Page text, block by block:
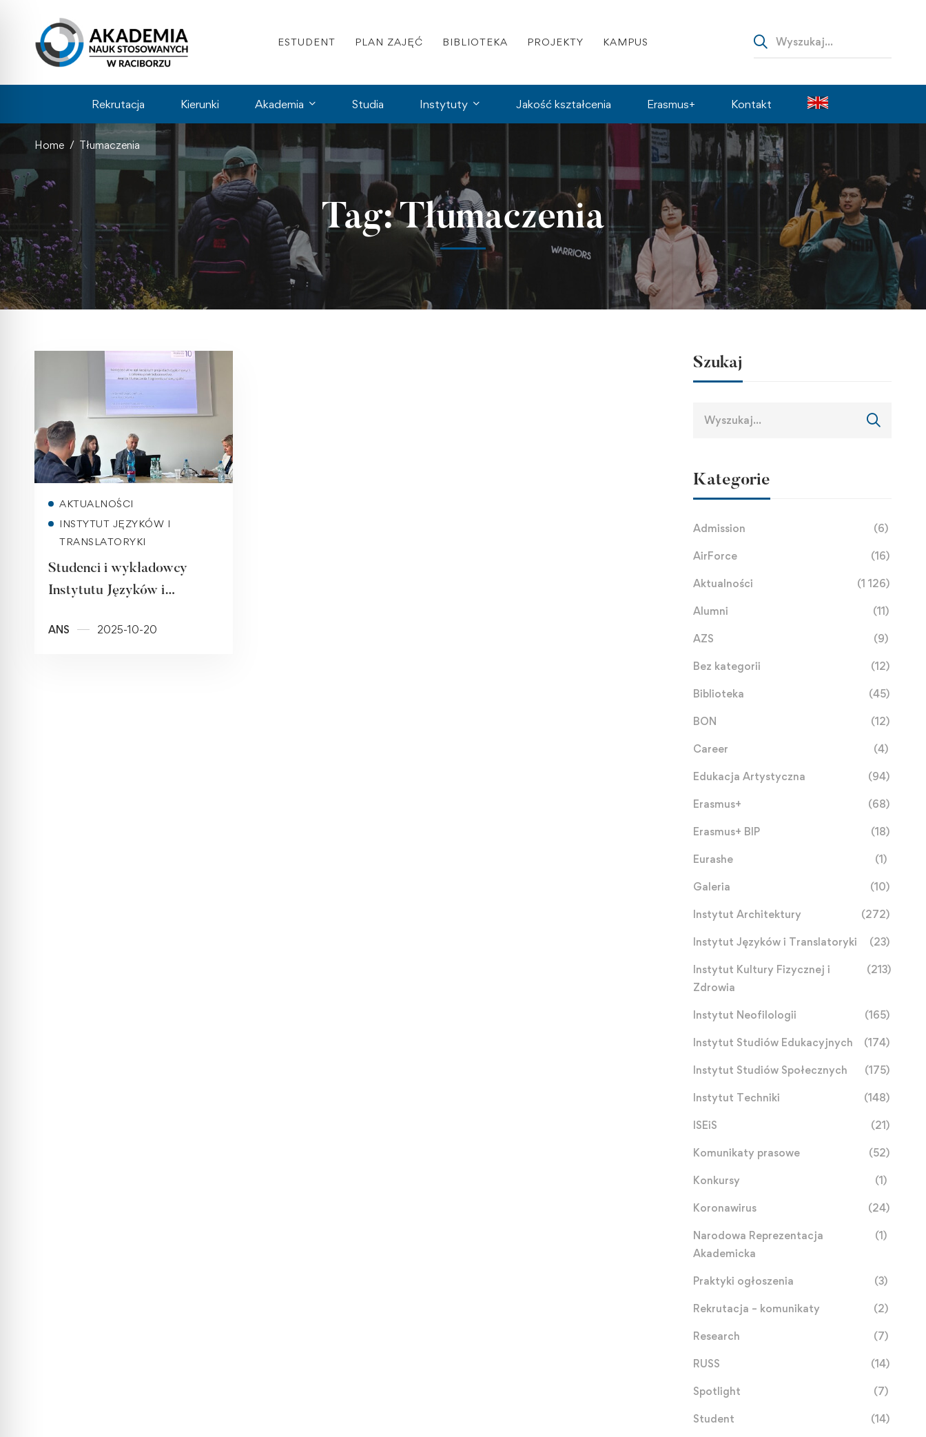
ESTUDENT PLAN ZAJĘĆ BIBLIOTEKA PROJEKTY KAMPUS
Rekrutacja Kierunki Akademia Studia Instytuty Jakość kształcenia Erasmus+ Kontakt
Home Tłumaczenia
Tag: Tłumaczenia
Read more
AKTUALNOŚCI
INSTYTUT JĘZYKÓW I
TRANSLATORYKI
Studenci i wykładowcy
Instytutu Języków i
PRZESTRZENIE
ANS 2025-10-20
Szukaj
Kategorie
Admission (6)
AirForce (16)
Aktualności (1 126)
Alumni (11)
AZS (9)
Bez kategorii (12)
Biblioteka (45)
BON (12)
Career (4)
Edukacja Artystyczna (94)
Erasmus+ (68)
Erasmus+ BIP (18)
Eurashe (1)
Galeria (10)
Instytut Architektury (272)
Instytut Języków i Translatoryki (23)
Instytut Kultury Fizycznej i
Zdrowia
(213)
Instytut Neofilologii (165)
Instytut Studiów Edukacyjnych (174)
Instytut Studiów Społecznych (175)
Instytut Techniki (148)
ISEiS (21)
Komunikaty prasowe (52)
Konkursy (1)
Koronawirus (24)
Narodowa Reprezentacja
Akademicka
(1)
Praktyki ogłoszenia (3)
Rekrutacja – komunikaty (2)
Research (7)
RUSS (14)
Spotlight (7)
Student (14)